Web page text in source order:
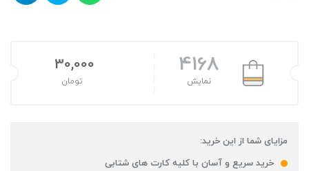
4168
نمایش
30,000
تومان
مزایای شما از این خرید:
خرید سریع و آسان با کلیه کارت های شتابی